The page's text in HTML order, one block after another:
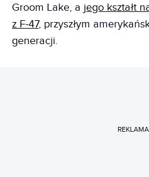
Groom Lake, a jego kształt
z F-47, przyszłym
generacji.
REKLAMA